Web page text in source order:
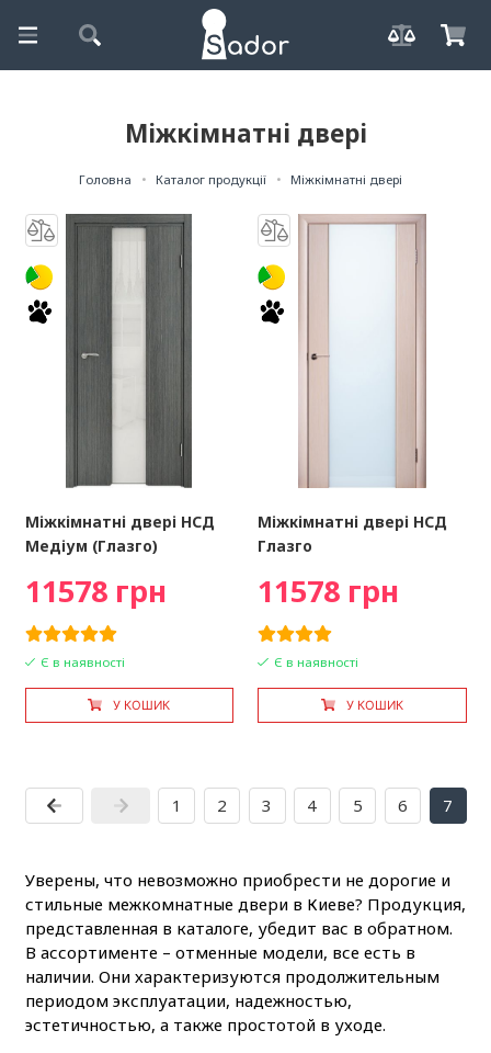
Міжкімнатні двері
Головна Каталог продукції Міжкімнатні двері
Міжкімнатні двері НСД
Медіум (Глазго)
11578 грн
Є в наявності
У КОШИК
Міжкімнатні двері НСД
Глазго
11578 грн
Є в наявності
У КОШИК
1 2 3 4 5 6 7
Уверены, что невозможно приобрести не дорогие и
стильные межкомнатные двери в Киеве? Продукция,
представленная в каталоге, убедит вас в обратном.
В ассортименте – отменные модели, все есть в
наличии. Они характеризуются продолжительным
периодом эксплуатации, надежностью,
эстетичностью, а также простотой в уходе.